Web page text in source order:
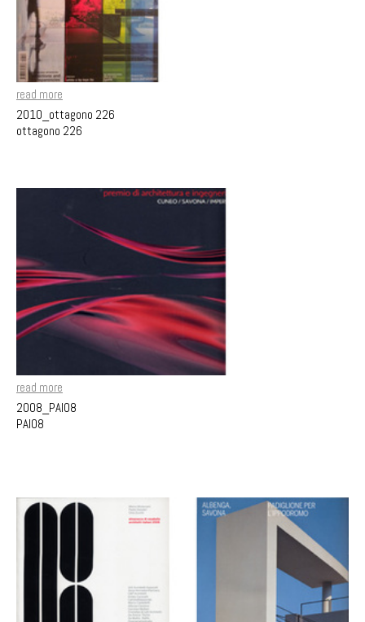
read more
2010_ottagono 226
ottagono 226
read more
2008_PAI08
PAI08